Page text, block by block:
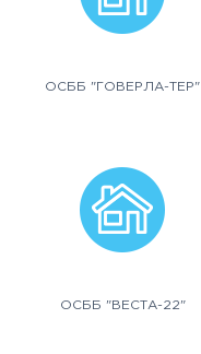
ОСББ "ГОВЕРЛА-ТЕР"
ОСББ "ВЕСТА-22"